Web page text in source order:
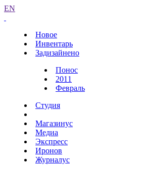
EN
Новое
Инвентарь
Задизайнено
Понос
2011
Февраль
Студия
Магазинус
Медиа
Экспресс
Иронов
Журналус